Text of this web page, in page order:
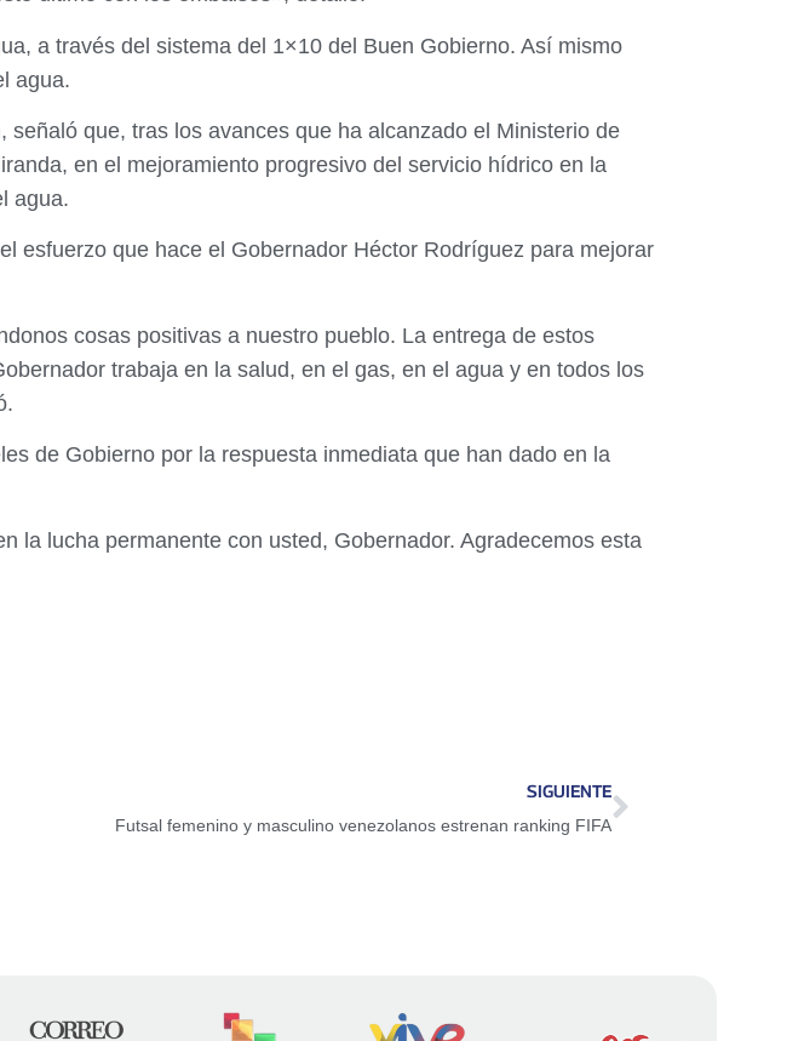
a través del sistema del 1×10 del Buen Gobierno. Así mismo
agua.
que, tras los avances que ha alcanzado el Ministerio de
en el mejoramiento progresivo del servicio hídrico en la
agua.
esfuerzo que hace el Gobernador Héctor Rodríguez para mejorar
cosas positivas a nuestro pueblo. La entrega de estos
trabaja en la salud, en el gas, en el agua y en todos los
de Gobierno por la respuesta inmediata que han dado en la
la lucha permanente con usted, Gobernador. Agradecemos esta
SIGUIENTE
Futsal femenino y masculino venezolanos estrenan ranking FIFA